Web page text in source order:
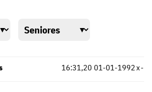
x
16:31,20 -
01-01-1992